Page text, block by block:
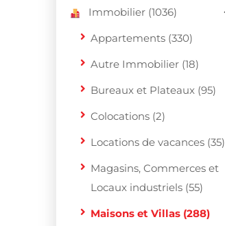
Immobilier (1036)
Appartements (330)
Autre Immobilier (18)
Bureaux et Plateaux (95)
Colocations (2)
Locations de vacances (35)
Magasins, Commerces et
Locaux industriels (55)
Maisons et Villas (288)